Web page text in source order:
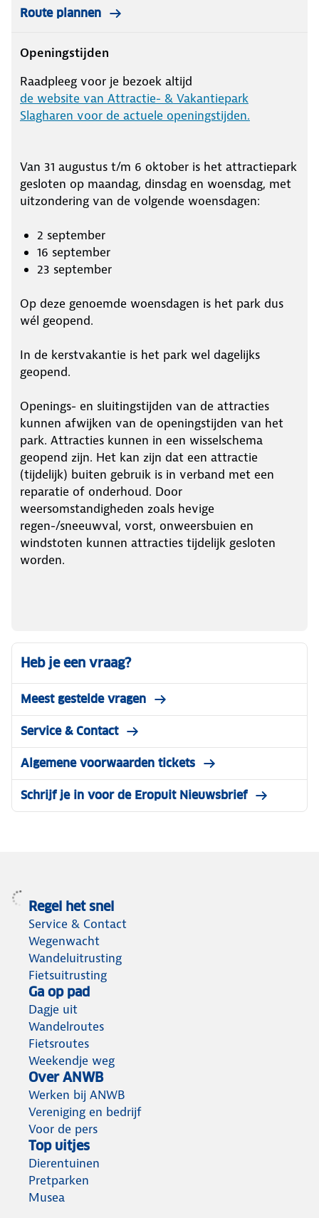
Route plannen
Openingstijden
Raadpleeg voor je bezoek altijd
de website van Attractie- & Vakantiepark
Slagharen voor de actuele openingstijden.
Van 31 augustus t/m 6 oktober is het attractiepark
gesloten op maandag, dinsdag en woensdag, met
uitzondering van de volgende woensdagen:
2 september
16 september
23 september
Op deze genoemde woensdagen is het park dus
wél geopend.
In de kerstvakantie is het park wel dagelijks
geopend.
Openings- en sluitingstijden van de attracties
kunnen afwijken van de openingstijden van het
park. Attracties kunnen in een wisselschema
geopend zijn. Het kan zijn dat een attractie
(tijdelijk) buiten gebruik is in verband met een
reparatie of onderhoud. Door
weersomstandigheden zoals hevige
regen-/sneeuwval, vorst, onweersbuien en
windstoten kunnen attracties tijdelijk gesloten
worden.
Heb je een vraag?
Meest gestelde vragen
Service & Contact
Algemene voorwaarden tickets
Schrijf je in voor de Eropuit Nieuwsbrief
Regel het snel
Service & Contact
Wegenwacht
Wandeluitrusting
Fietsuitrusting
Ga op pad
Dagje uit
Wandelroutes
Fietsroutes
Weekendje weg
Over ANWB
Werken bij ANWB
Vereniging en bedrijf
Voor de pers
Top uitjes
Dierentuinen
Pretparken
Musea